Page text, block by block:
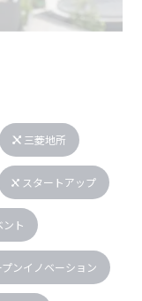
三菱地所
スタートアップ
ト
プンイノベーション